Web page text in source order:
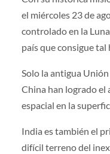
el miércoles 23 de
controlado en la
país que consigue tal
Solo la antigua
China han logrado el
espacial en la
India es también el
difícil terreno del